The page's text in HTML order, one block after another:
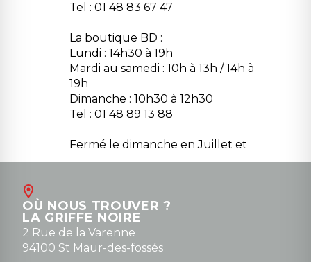
Tel : 01 48 83 67 47
La boutique BD :
Lundi : 14h30 à 19h
Mardi au samedi : 10h à 13h / 14h à
19h
Dimanche : 10h30 à 12h30
Tel : 01 48 89 13 88
Fermé le dimanche en Juillet et
Août
contact@la-griffe-noire.com
0148836747
OÙ NOUS TROUVER ?
LA GRIFFE NOIRE
2 Rue de la Varenne
94100 St Maur-des-fossés